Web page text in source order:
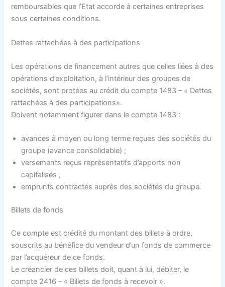
remboursables que l’Etat accorde à certaines entreprises
sous certaines conditions.
Dettes rattachées à des participations
Les opérations de financement autres que celles liées à des
opérations d’exploitation, à l’intérieur des groupes de
sociétés, sont protées au crédit du compte 1483 – « Dettes
rattachées à des participations».
Doivent notamment figurer dans le compte 1483 :
avances à moyen ou long terme reçues des sociétés du
groupe (avance consolidable) ;
versements reçus représentatifs d’apports non
capitalisés ;
emprunts contractés auprès des sociétés du groupe.
Billets de fonds
Ce compte est crédité du montant des billets à ordre,
souscrits au bénéfice du vendeur d’un fonds de commerce
par l’acquéreur de ce fonds.
Le créancier de ces billets doit, quant à lui, débiter, le
compte 2416 – « Billets de fonds à recevoir ».